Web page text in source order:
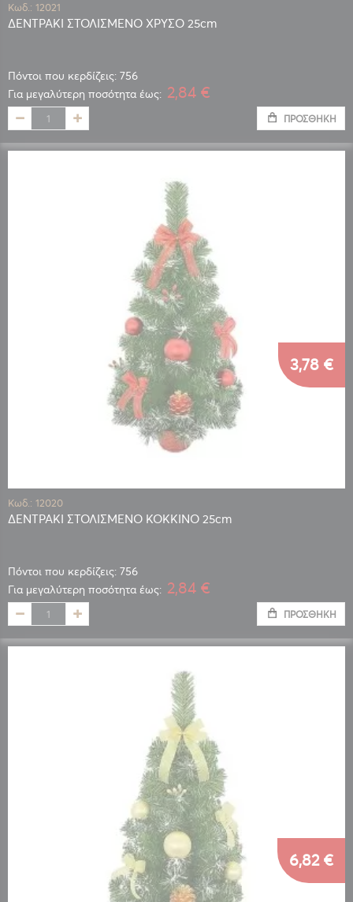
Κωδ.: 12021
ΔΕΝΤΡΑΚΙ ΣΤΟΛΙΣΜΕΝΟ ΧΡΥΣΟ 25cm
Πόντοι που κερδίζεις: 756
Για μεγαλύτερη ποσότητα έως: 2,84 €
ΠΡΟΣΘΉΚΗ
Κωδ.: 12020
ΔΕΝΤΡΑΚΙ ΣΤΟΛΙΣΜΕΝΟ ΚΟΚΚΙΝΟ 25cm
Πόντοι που κερδίζεις: 756
3,78 €
Για μεγαλύτερη ποσότητα έως: 2,84 €
ΠΡΟΣΘΉΚΗ
6,82 €